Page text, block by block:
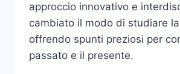
approccio innovativo e
cambiato il modo di studiare
offrendo spunti preziosi per
passato e il presente.